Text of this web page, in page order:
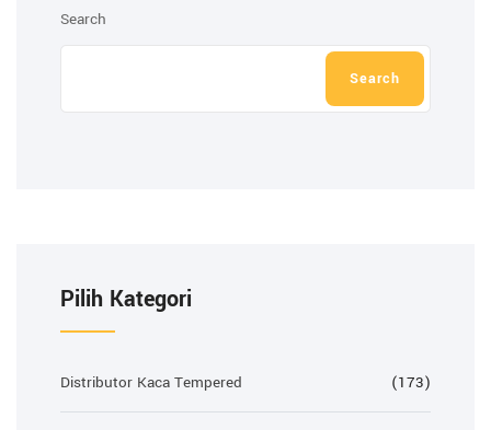
Search
Search
Pilih Kategori
Distributor Kaca Tempered (173)